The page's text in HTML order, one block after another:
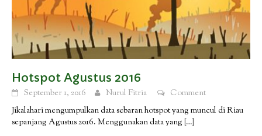
Hotspot Agustus 2016
September 1, 2016 Nurul Fitria
Comment
Jikalahari mengumpulkan data sebaran hotspot yang muncul di Riau
sepanjang Agustus 2016. Menggunakan data yang […]